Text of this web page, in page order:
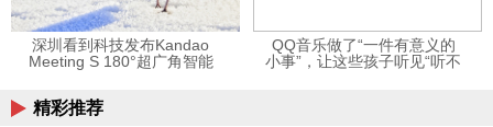
深圳看到科技发布Kandao
Meeting S 180°超广角智能
QQ音乐做了“一件有意义的
小事”，让这些孩子听见“听不
精彩推荐